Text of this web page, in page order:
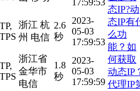
17:59:53
浙江 杭
州 电信
2.6
秒
2023-
05-03
17:59:53
浙江省
金华市
电信
1.8
秒
2023-
05-03
17:59:59
态IP?动
态IP有
么功
能？如
何获取
动态IP
代理IP